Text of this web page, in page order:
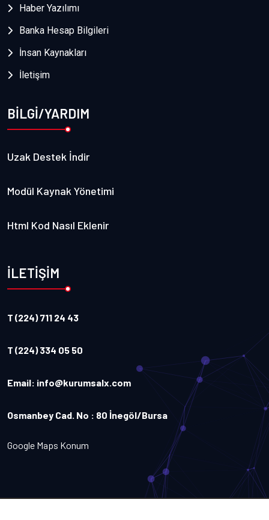
Haber Yazılımı
Banka Hesap Bilgileri
İnsan Kaynakları
İletişim
BİLGİ/YARDIM
Uzak Destek İndir
Modül Kaynak Yönetimi
Html Kod Nasıl Eklenir
İLETİŞİM
T (224) 711 24 43
T (224) 334 05 50
Email: info@kurumsalx.com
Osmanbey Cad. No : 80 İnegöl/Bursa
Google Maps Konum